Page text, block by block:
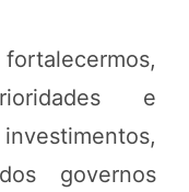
e
governos